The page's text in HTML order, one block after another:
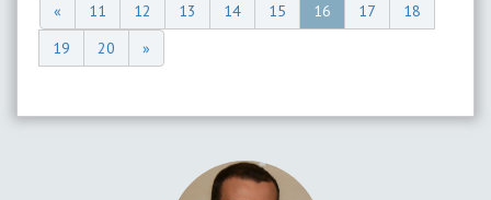
« 11 12 13 14 15 16 17
18
19
20 »